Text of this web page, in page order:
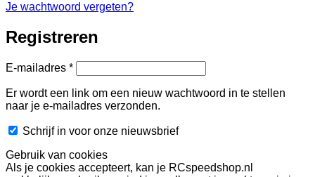
Je wachtwoord vergeten?
Registreren
E-mailadres *Vereist
Er wordt een link om een nieuw wachtwoord in te stellen
naar je e-mailadres verzonden.
Schrijf in voor onze nieuwsbrief
Gebruik van cookies
Als je cookies accepteert, kan je RCspeedshop.nl